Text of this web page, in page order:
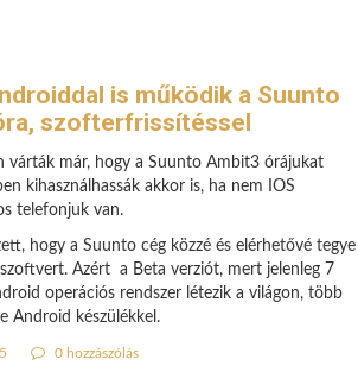
is működik a Suunto
szofterfrissítéssel
várták már, hogy a Suunto Ambit3 órájukat
kihasználhassák akkor is, ha nem IOS
telefonjuk van.
hogy a Suunto cég közzé és elérhetővé tegye
Azért a Beta verziót, mert jelenleg 7
operációs rendszer létezik a világon, több
Android készülékkel.
0 hozzászólás